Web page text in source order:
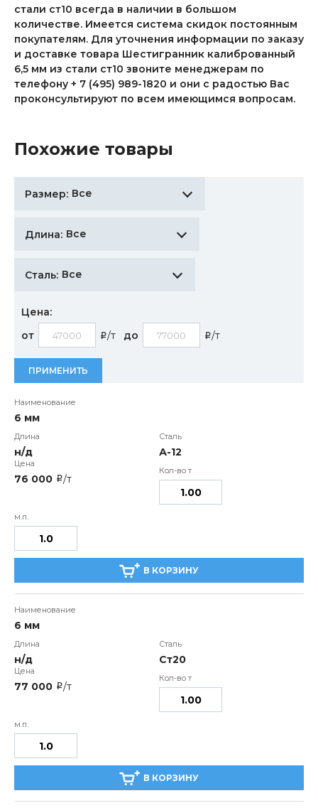
стали ст10 всегда в наличии в большом
количестве. Имеется система скидок постоянным
покупателям. Для уточнения информации по заказу
и доставке товара Шестигранник калиброванный
6,5 мм из стали ст10 звоните менеджерам по
телефону + 7 (495) 989-1820 и они с радостью Вас
проконсультируют по всем имеющимся вопросам.
Похожие товары
Размер: Все
Длина: Все
Сталь: Все
Цена:
от
i/т до i/т
ПРИМЕНИТЬ
6 мм
н/д А-12
76 000 i/т
В КОРЗИНУ
6 мм
н/д Ст20
77 000 i/т
В КОРЗИНУ